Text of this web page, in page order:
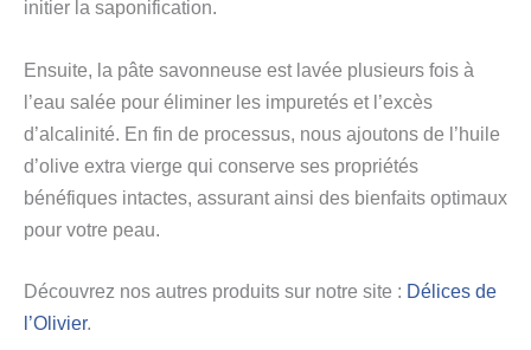
initier la saponification.
Ensuite, la pâte savonneuse est lavée plusieurs fois à
l’eau salée pour éliminer les impuretés et l’excès
d’alcalinité. En fin de processus, nous ajoutons de l’huile
d’olive extra vierge qui conserve ses propriétés
bénéfiques intactes, assurant ainsi des bienfaits optimaux
pour votre peau.
Découvrez nos autres produits sur notre site : Délices de
l’Olivier.